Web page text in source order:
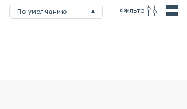
По умолчанию Фильтр